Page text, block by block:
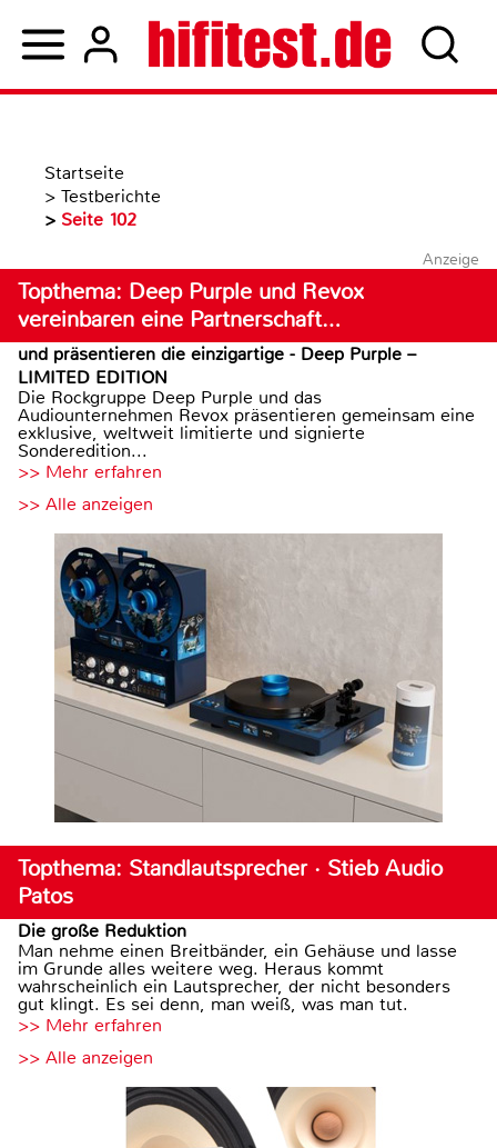
Startseite
> Testberichte
> Seite 102
Anzeige
Topthema: Deep Purple und Revox
vereinbaren eine Partnerschaft…
und präsentieren die einzigartige - Deep Purple –
LIMITED EDITION
Die Rockgruppe Deep Purple und das
Audiounternehmen Revox präsentieren gemeinsam eine
exklusive, weltweit limitierte und signierte
Sonderedition...
>> Mehr erfahren
>> Alle anzeigen
Topthema: Standlautsprecher · Stieb Audio
Patos
Die große Reduktion
Man nehme einen Breitbänder, ein Gehäuse und lasse
im Grunde alles weitere weg. Heraus kommt
wahrscheinlich ein Lautsprecher, der nicht besonders
gut klingt. Es sei denn, man weiß, was man tut.
>> Mehr erfahren
>> Alle anzeigen